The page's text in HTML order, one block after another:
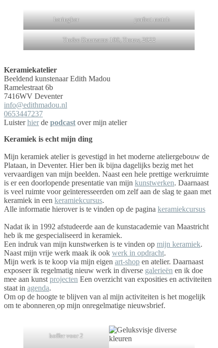
haringkar perfect match
Trofee Duurzame 100, Trouw, 2022
Keramiekatelier
Beeldend kunstenaar Edith Madou
Ramelestraat 6b
7416WV Deventer
info@edithmadou.nl
0653447237
Luisterhier de podcast over mijn atelier
Keramiek is echt mijn ding
Mijn keramiek atelier is gevestigd in het moderne ateliergebouw de
Plataan, in Deventer. Hier ben ik bijna dagelijks bezig met het
vervaardigen van mijn beelden. Naast een hele prettige werkruimte
is er een doorlopende presentatie van mijn kunstwerken. Daarnaast
is veel ruimte voor geïnteresseerden om zelf aan de slag te gaan met
keramiek in een keramiekcursus.
Alle informatie hierover is te vinden op de pagina keramiekcursus
Nadat ik in 1992 afstudeerde aan de kunstacademie van Maastricht
heb ik me gespecialiseerd in keramiek.
Een indruk van mijn kunstwerken is te vinden op mijn keramiek.
Naast mijn vrije werk maak ik ook werk in opdracht.
Mijn werk is te koop via mijn eigen art-shop en atelier. Daarnaast
exposeer ik regelmatig nieuw werk in diverse galerieën en ik doe
mee aan kunst projecten Een overzicht van exposities en activiteiten
staat in agenda.
Om op de hoogte te blijven van al mijn activiteiten is het mogelijk
om te abonneren op mijn onregelmatige nieuwsbrief.
koffer voor 2